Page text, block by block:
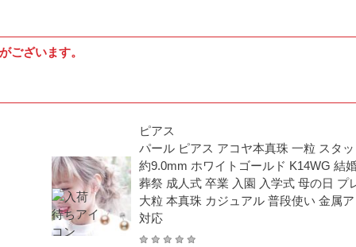
ございます。
ピアス
パール ピアス アコヤ本真珠 一粒 スタ
約9.0mm ホワイトゴールド K14WG 結
葬祭 成人式 卒業 入園 入学式 母の日 プ
大粒 本真珠 カジュアル 普段使い 金属
対応